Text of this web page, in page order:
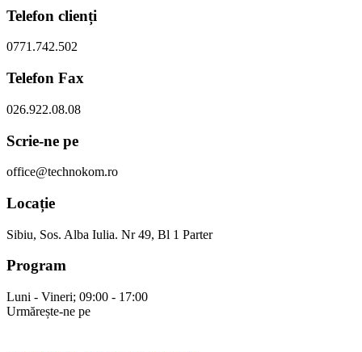
Telefon clienți
0771.742.502
Telefon Fax
026.922.08.08
Scrie-ne pe
office@technokom.ro
Locație
Sibiu, Sos. Alba Iulia. Nr 49, Bl 1 Parter
Program
Luni - Vineri; 09:00 - 17:00
Urmărește-ne pe